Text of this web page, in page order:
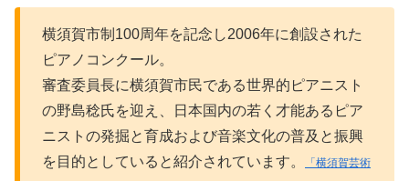
横須賀市制100周年を記念し2006年に創設された
ピアノコンクール。
審査委員長に横須賀市民である世界的ピアニスト
の野島稔氏を迎え、日本国内の若く才能あるピア
ニストの発掘と育成および音楽文化の普及と振興
を目的としていると紹介されています。
「横須賀芸術